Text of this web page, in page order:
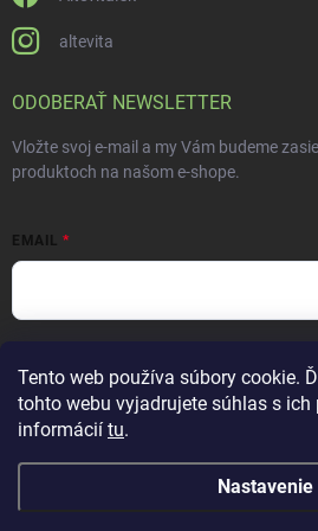
Tento web používa súbory cookie.
tohto webu vyjadrujete súhlas s
informácií tu.
Nastavenie
altevita
ODOBERAŤ NEWSLETTER
Vložte svoj e-mail a my Vám budeme
produktoch na našom e-shope.
EMAIL
Prihlásiť sa